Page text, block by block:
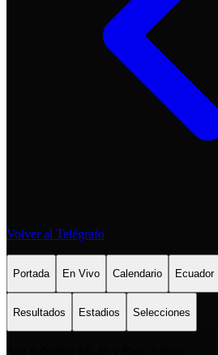
Volver al Telégrafo
Portada En Vivo Calendario Ecuador
Resultados Estadios Selecciones